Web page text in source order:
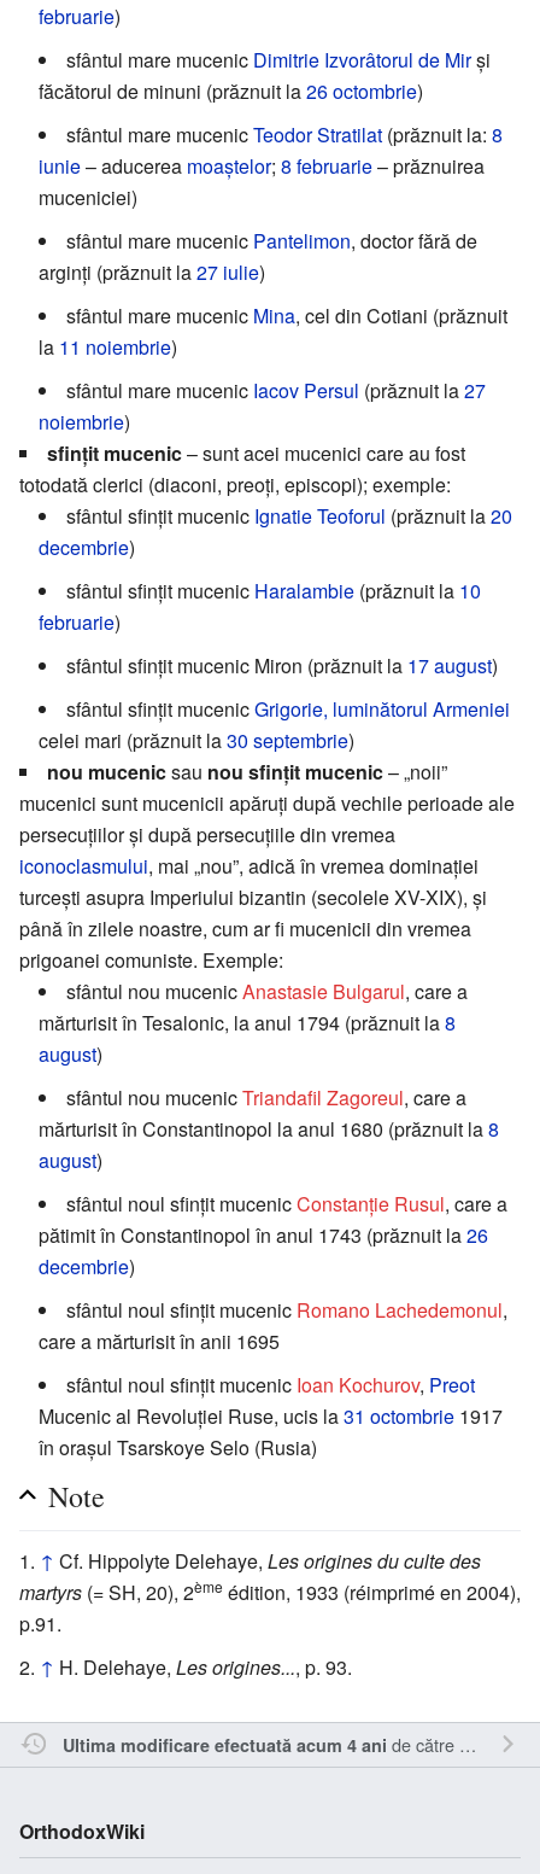
februarie)
sfântul mare mucenic Dimitrie Izvorâtorul de Mirși
făcătorul de minuni (prăznuit la26 octombrie)
sfântul mare mucenicTeodor Stratilat (prăznuit la: 8
iunie– aducerea moaștelor; 8 februarie– prăznuirea
muceniciei)
sfântul mare mucenic Pantelimon, doctor fără de
arginți (prăznuit la27 iulie)
sfântul mare mucenic Mina, cel din Cotiani (prăznuit
la 11 noiembrie)
sfântul mare mucenic Iacov Persul (prăznuit la27
noiembrie)
sfințit mucenic– sunt acei mucenici care au fost
totodată clerici (diaconi, preoți, episcopi); exemple:
sfântul sfințit mucenic Ignatie Teoforul (prăznuit la20
decembrie)
sfântul sfințit mucenic Haralambie (prăznuit la 10
februarie)
sfântul sfințit mucenic Miron (prăznuit la 17 august)
sfântul sfințit mucenicGrigorie, luminătorul Armeniei
celei mari (prăznuit la30 septembrie)
nou mucenicsau nou sfințit mucenic– „noii”
mucenici sunt mucenicii apăruți după vechile perioade ale
persecuțiilor și după persecuțiile din vremea
iconoclasmului, mai „nou”, adică în vremea dominației
turcești asupra Imperiului bizantin (secolele XV-XIX), și
până în zilele noastre, cum ar fi mucenicii din vremea
prigoanei comuniste. Exemple:
sfântul nou mucenicAnastasie Bulgarul, care a
mărturisit în Tesalonic, la anul 1794 (prăznuit la8
august)
sfântul nou mucenicTriandafil Zagoreul, care a
mărturisit în Constantinopol la anul 1680 (prăznuit la8
august)
sfântul noul sfințit mucenicConstanție Rusul, care a
pătimit în Constantinopol în anul 1743 (prăznuit la26
decembrie)
sfântul noul sfințit mucenic Romano Lachedemonul,
care a mărturisit în anii 1695
sfântul noul sfințit mucenic Ioan Kochurov, Preot
Mucenic al Revoluției Ruse, ucis la31 octombrie 1917
în orașul Tsarskoye Selo (Rusia)
Note
↑ Cf. Hippolyte Delehaye, Les origines du culte des
martyrs (= SH, 20), 2ème édition, 1933 (réimprimé en 2004),
p.91.
↑ H. Delehaye, Les origines..., p. 93.
Ultima modificare efectuată acum 4 ani de către Sîmbotin
OrthodoxWiki